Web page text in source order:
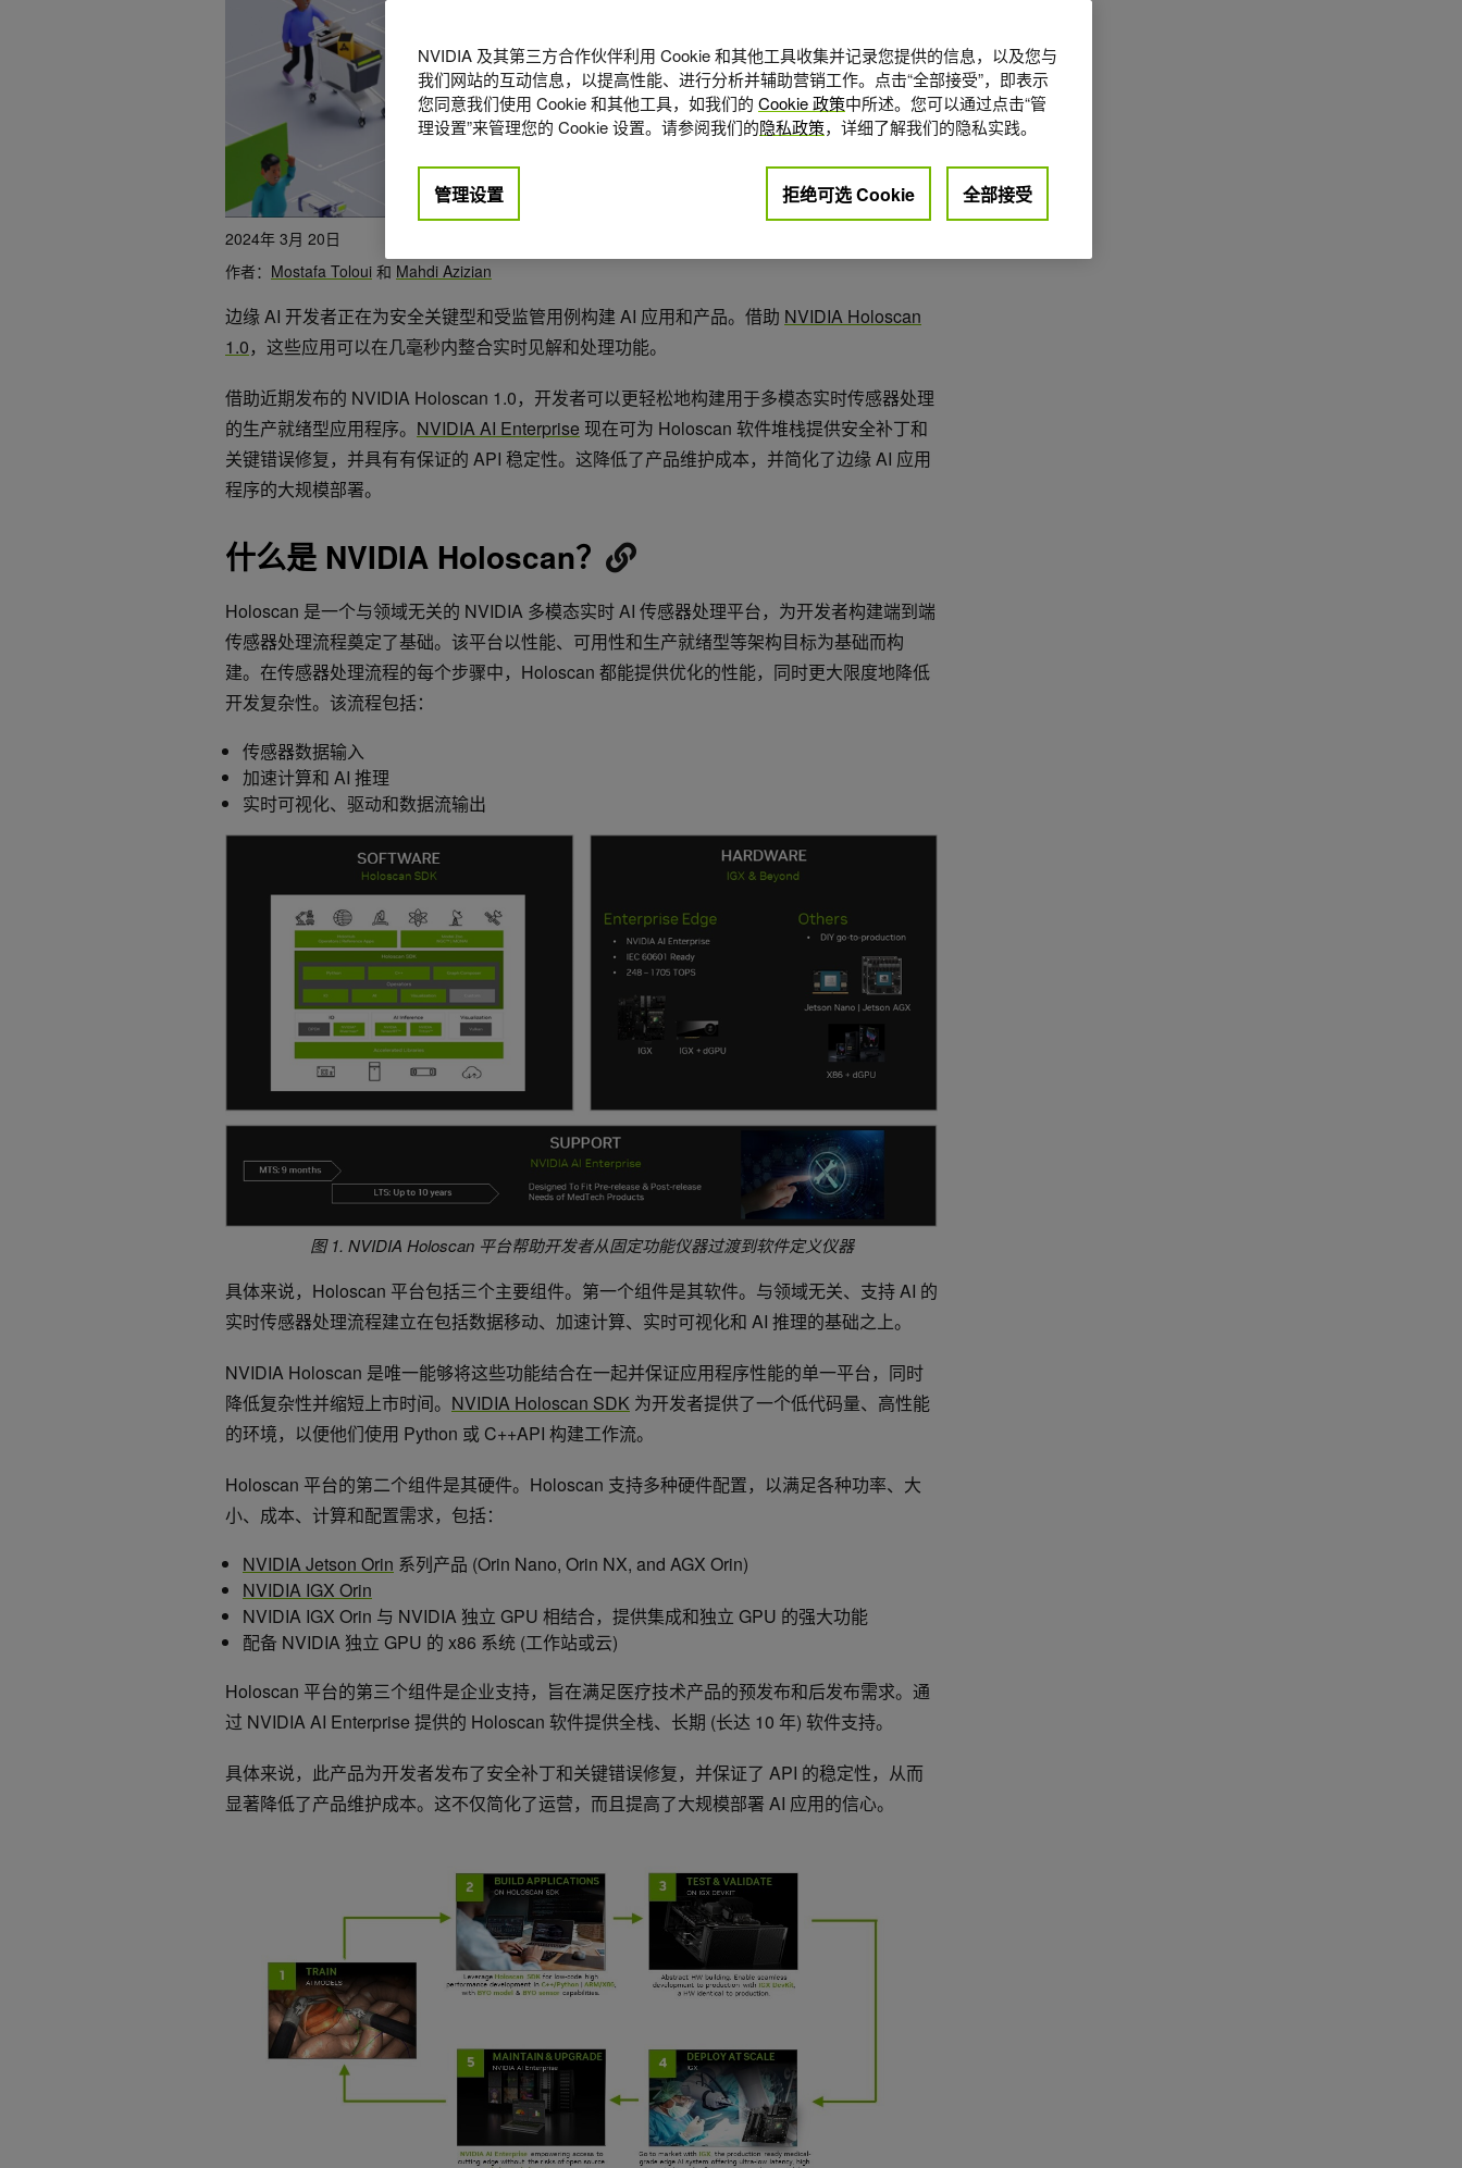
2024年 3月 20日
作者： Mostafa Toloui 和 Mahdi Azizian
边缘 AI 开发者正在为安全关键型和受监管用例构建 AI 应用和产品。借助 NVIDIA Holoscan
1.0，这些应用可以在几毫秒内整合实时见解和处理功能。
借助近期发布的 NVIDIA Holoscan 1.0，开发者可以更轻松地构建用于多模态实时传感器处理
的生产就绪型应用程序。 NVIDIA AI Enterprise 现在可为 Holoscan 软件堆栈提供安全补丁和
关键错误修复，并具有有保证的 API 稳定性。这降低了产品维护成本，并简化了边缘 AI 应用
程序的大规模部署。
什么是 NVIDIA Holoscan？
Holoscan 是一个与领域无关的 NVIDIA 多模态实时 AI 传感器处理平台，为开发者构建端到端
传感器处理流程奠定了基础。该平台以性能、可用性和生产就绪型等架构目标为基础而构
建。在传感器处理流程的每个步骤中，Holoscan 都能提供优化的性能，同时更大限度地降低
开发复杂性。该流程包括：
传感器数据输入
加速计算和 AI 推理
实时可视化、驱动和数据流输出
图 1. NVIDIA Holoscan 平台帮助开发者从固定功能仪器过渡到软件定义仪器
具体来说，Holoscan 平台包括三个主要组件。第一个组件是其软件。与领域无关、支持 AI 的
实时传感器处理流程建立在包括数据移动、加速计算、实时可视化和 AI 推理的基础之上。
NVIDIA Holoscan 是唯一能够将这些功能结合在一起并保证应用程序性能的单一平台，同时
降低复杂性并缩短上市时间。 NVIDIA Holoscan SDK 为开发者提供了一个低代码量、高性能
的环境，以便他们使用 Python 或 C++API 构建工作流。
Holoscan 平台的第二个组件是其硬件。Holoscan 支持多种硬件配置，以满足各种功率、大
小、成本、计算和配置需求，包括：
NVIDIA Jetson Orin 系列产品 (Orin Nano, Orin NX, and AGX Orin)
NVIDIA IGX Orin
NVIDIA IGX Orin 与 NVIDIA 独立 GPU 相结合，提供集成和独立 GPU 的强大功能
配备 NVIDIA 独立 GPU 的 x86 系统 (工作站或云)
Holoscan 平台的第三个组件是企业支持，旨在满足医疗技术产品的预发布和后发布需求。通
过 NVIDIA AI Enterprise 提供的 Holoscan 软件提供全栈、长期 (长达 10 年) 软件支持。
具体来说，此产品为开发者发布了安全补丁和关键错误修复，并保证了 API 的稳定性，从而
显著降低了产品维护成本。这不仅简化了运营，而且提高了大规模部署 AI 应用的信心。
NVIDIA 及其第三方合作伙伴利用 Cookie 和其他工具收集并记录您提供的信息，以及您与
我们网站的互动信息，以提高性能、进行分析并辅助营销工作。点击“全部接受”，即表示
您同意我们使用 Cookie 和其他工具，如我们的 Cookie 政策中所述。您可以通过点击“管
理设置”来管理您的 Cookie 设置。请参阅我们的隐私政策，详细了解我们的隐私实践。
管理设置 拒绝可选 Cookie 全部接受